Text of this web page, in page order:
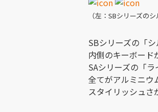
（左：SBシリーズの
SBシリーズの「
内側のキーボード
SAシリーズの「
全てがアルミニウ
スタイリッシュさ